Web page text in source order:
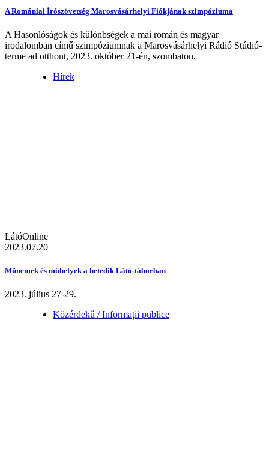
A Romániai Írószövetség Marosvásárhelyi Fiókjának szimpóziuma
A Hasonlóságok és különbségek a mai román és magyar
irodalomban című szimpóziumnak a Marosvásárhelyi Rádió Stúdió-
terme ad otthont, 2023. október 21-én, szombaton.
Hírek
LátóOnline
2023.07.20
Műnemek és műhelyek a hetedik Látó-táborban
2023. július 27-29.
Közérdekű / Informații publice